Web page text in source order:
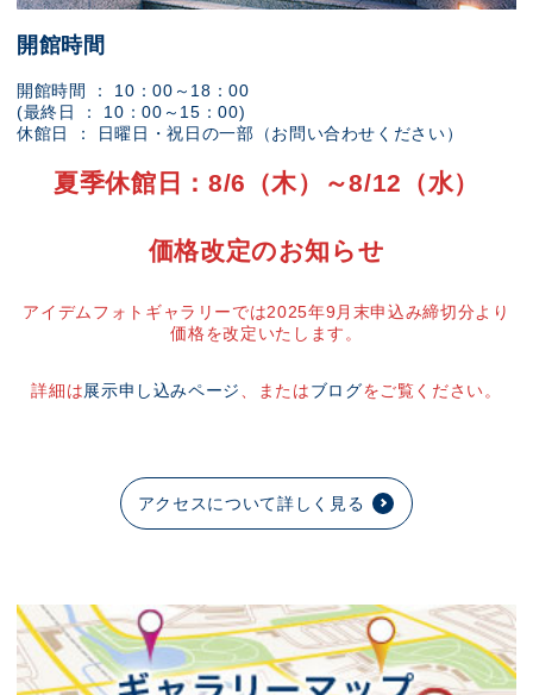
開館時間
開館時間 ： 10：00～18：00
(最終日 ： 10：00～15：00)
休館日 ： 日曜日・祝日の一部（お問い合わせください）
夏季休館日：8/6（木）～8/12（水）
価格改定のお知らせ
アイデムフォトギャラリーでは2025年9月末申込み締切分より
価格を改定いたします。
詳細は展示申し込みページ 、またはブログをご覧ください。
アクセスについて詳しく見る